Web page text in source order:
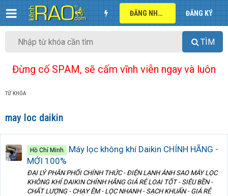
ĐĂNG NHẬP ĐĂNG KÝ
TÌM
Đừng cố SPAM, sẽ cấm vĩnh viễn ngay và luôn
TỪ KHÓA
may loc daikin
Hồ Chí Minh
Máy lọc không khí Daikin CHÍNH HÃNG -
MỚI 100%
ĐẠI LÝ PHÂN PHỐI CHÍNH THỨC - ĐIỆN LẠNH ÁNH SAO MÁY LỌC
KHÔNG KHÍ DAIKIN CHÍNH HÃNG GIÁ RẺ LOẠI TỐT - SIÊU BỀN -
CHẤT LƯỢNG - CHẠY ÊM - LỌC NHANH - SẠCH KHUẨN - GIÁ RẺ